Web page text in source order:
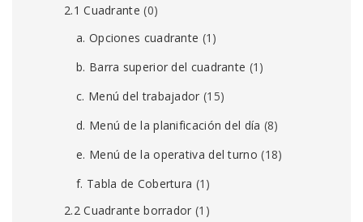
2.1 Cuadrante (0)
a. Opciones cuadrante (1)
b. Barra superior del cuadrante (1)
c. Menú del trabajador (15)
d. Menú de la planificación del día (8)
e. Menú de la operativa del turno (18)
f. Tabla de Cobertura (1)
2.2 Cuadrante borrador (1)